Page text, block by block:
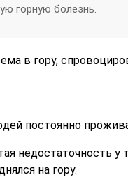
горную болезнь.
в гору,
постоянно
недостаточность у
на гору.